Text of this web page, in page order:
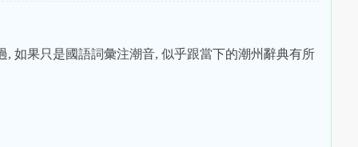
如果只是國語詞彙注潮音, 似乎跟當下的潮州辭典有所